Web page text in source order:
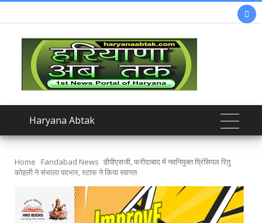

Haryana Abtak
Home Faridabad News डीपीएसजी, फरीदाबाद में नवनियुक्त प्रिंसिपल रितु
कोहली ने संभाला पदभार, स्टाफ ने किया स्वागत